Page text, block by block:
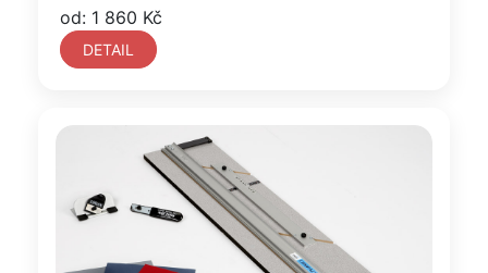
od: 1 860 Kč
DETAIL